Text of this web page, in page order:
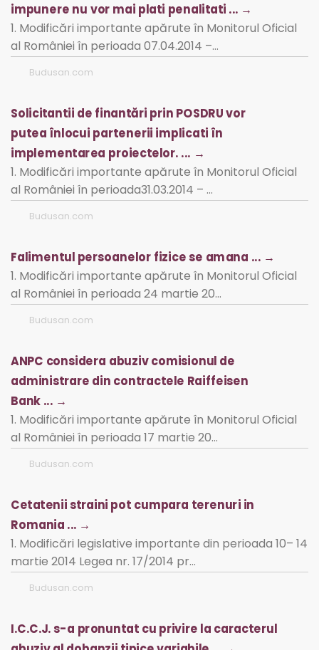
impunere nu vor mai plati penalitati ... →
1. Modificări importante apărute în Monitorul Oficial
al României în perioada 07.04.2014 –…
Budusan.com
Solicitantii de finantări prin POSDRU vor
putea înlocui partenerii implicati în
implementarea proiectelor. ... →
1. Modificări importante apărute în Monitorul Oficial
al României în perioada31.03.2014 – …
Budusan.com
Falimentul persoanelor fizice se amana ... →
1. Modificări importante apărute în Monitorul Oficial
al României în perioada 24 martie 20…
Budusan.com
ANPC considera abuziv comisionul de
administrare din contractele Raiffeisen
Bank ... →
1. Modificări importante apărute în Monitorul Oficial
al României în perioada 17 martie 20…
Budusan.com
Cetatenii straini pot cumpara terenuri in
Romania ... →
1. Modificări legislative importante din perioada 10– 14
martie 2014 Legea nr. 17/2014 pr…
Budusan.com
I.C.C.J. s-a pronuntat cu privire la caracterul